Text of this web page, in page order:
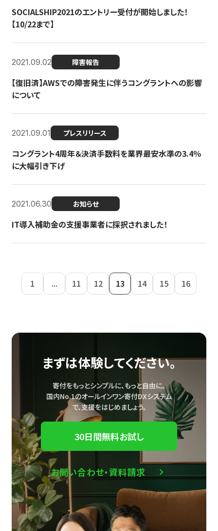
SOCIALSHIP2021のエントリー受付が開始しました！
【10/22まで】
2021.09.02 障害報告
【復旧済】AWSでの障害発生に伴うコングラントへの影響
について
2021.09.01 プレスリリース
コングラント4周年＆決済手数料を業界最安水準の3.4％
に大幅引き下げ
2021.06.30 お知らせ
IT導入補助金の支援事業者に採択されました！
1 ... 11 12 13 14 15 16
まずは体験してください。
寄付をもっとシンプルに、もっと自由に。
国内No.1のオールインワン寄付DXシステム
で、支援をはじめましょう。
30日間無料お試し
お問い合わせ・資料請求